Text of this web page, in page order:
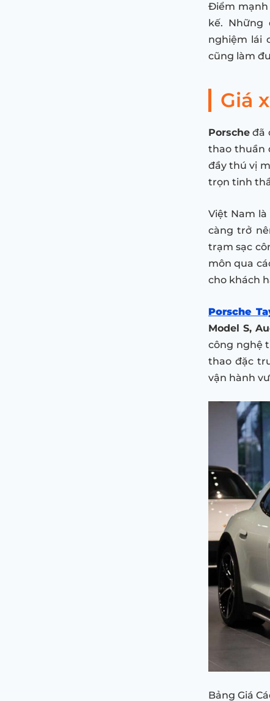
Điểm mạnh
kế. Những
nghiệm lái
cũng làm
Giá
Porsche đã
thao thuần
đầy thú vị
trọn tinh
Việt Nam
càng trở
trạm sạc
môn qua
cho khách
Porsche
Model S,
công nghệ
thao đặc
vận hành
Bảng Giá